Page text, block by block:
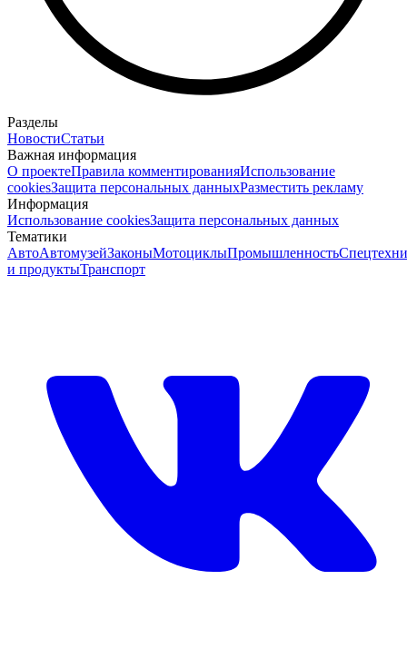
Разделы
НовостиСтатьи
Важная информация
О проектеПравила комментированияИспользование
cookiesЗащита персональных данныхРазместить рекламу
Информация
Использование cookiesЗащита персональных данных
Тематики
АвтоАвтомузейЗаконыМотоциклыПромышленность
и продуктыТранспорт